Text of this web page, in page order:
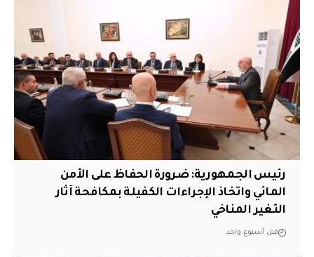
رئيس الجمهورية: ضرورة الحفاظ على الأمن
المائي واتخاذ الإجراءات الكفيلة بمكافحة آثار
التغير المناخي
قبل أسبوع واحد